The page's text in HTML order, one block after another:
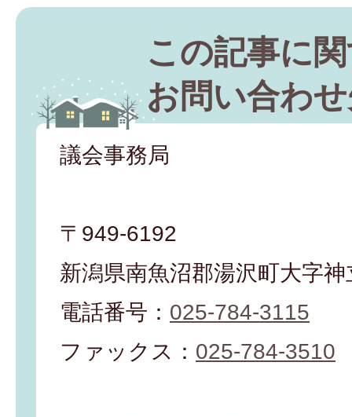
この記事に
お問い合わ
議会事務局
〒949-6192
新潟県南魚沼郡湯沢町大字
電話番号： 025-784-3115
ファックス： 025-784-3510